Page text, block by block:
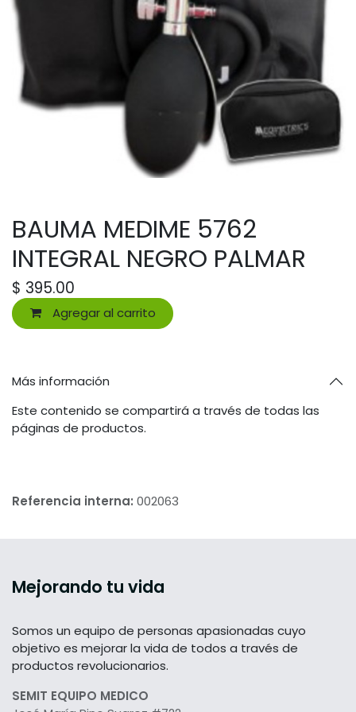
BAUMA MEDIME 5762
INTEGRAL NEGRO PALMAR
$ 395.00
Agregar al carrito
Más información
Este contenido se compartirá a través de todas las
páginas de productos.
Referencia interna: 002063
Mejorando tu vida
Somos un equipo de personas apasionadas cuyo
objetivo es mejorar la vida de todos a través de
productos revolucionarios.
SEMIT EQUIPO MEDICO